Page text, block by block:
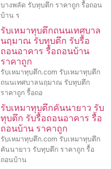
บางพลัด รับทุบตึก ราคาถูก รื้อถอน
บ้าน ร
รับเหมาทุบตึกถนนเทศบาล
นฤมาณ รับทุบตึก รับรื้อ
ถอนอาคาร รื้อถอนบ้าน
ราคาถูก
รับเหมาทุบตึก.com รับเหมาทุบตึก
ถนนเทศบาลนฤมาณ รับทุบตึก
ราคาถูก รื้อถอ
รับเหมาทุบตึกคันนายาว รับ
ทุบตึก รับรื้อถอนอาคาร รื้อ
ถอนบ้าน ราคาถูก
รับเหมาทุบตึก.com รับเหมาทุบตึก
คันนายาว รับทุบตึก ราคาถูก รื้อ
ถอนบ้าน